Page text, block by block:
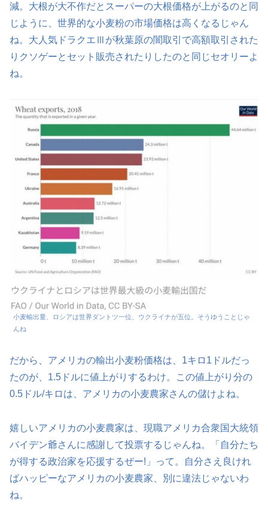
減。大根が大不作だとスーパーの大根価格が上がるのと同
じように、世界的な小麦粉の市場価格は高くなるじゃん
ね。大人気ドラクエⅢが秋葉原の闇取引で高額取引された
りクソゲーとセット販売されたりしたのと同じセオリーよ
ね。
小麦輸出量、ロシアは世界ダントツ一位、ウクライナが五位。そうゆうことじゃ
んね
だから、アメリカの輸出小麦粉価格は、1キロ1ドルだっ
たのが、1.5ドルに値上がりするわけ。この値上がり分の
0.5ドル/キロは、アメリカの小麦農家さんの儲けよね。
嬉しいアメリカの小麦農家は、現職アメリカ合衆国大統領
バイデン爺さんに感謝して投票するじゃんね。「自分たち
が得する政治家を応援するぜー!」って。自分さえ良けれ
ばハッピーなアメリカの小麦農家、別に違法じゃないわ
ね。